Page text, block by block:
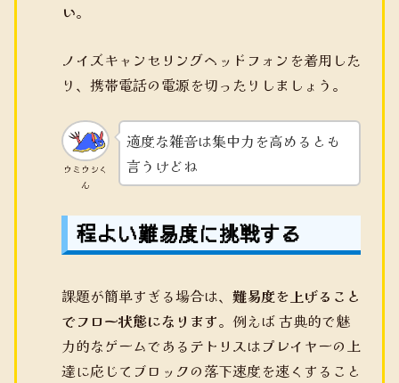
い。
ノイズキャンセリングヘッドフォンを着用した
り、携帯電話の電源を切ったりしましょう。
ウミウシく
ん
適度な雑音は集中力を高めるとも
言うけどね
程よい難易度に挑戦する
課題が簡単すぎる場合は、 難易度を上げること
でフロー状態になります。例えば 古典的で魅
力的なゲームであるテトリスはプレイヤーの上
達に応じてブロックの落下速度を速くすること